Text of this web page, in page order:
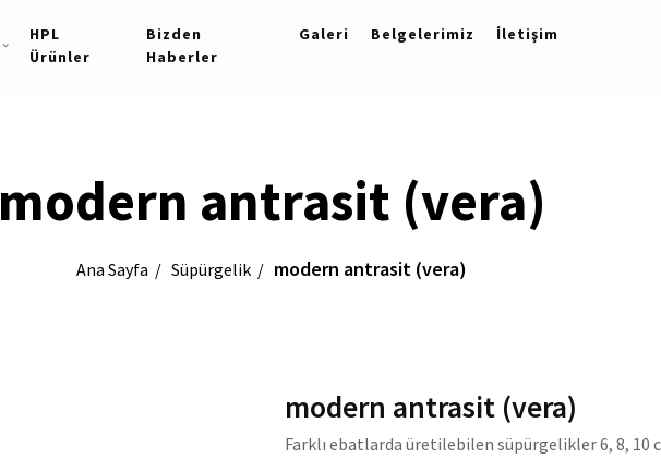
HPL
Ürünler
Bizden
Haberler
Galeri Belgelerimiz İletişim
modern antrasit (vera)
Ana Sayfa Süpürgelik modern antrasit (vera)
modern antrasit (vera)
Farklı ebatlarda üretilebilen süpürgelikler 6, 8, 10